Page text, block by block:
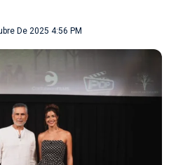
De 2025 4:56 PM